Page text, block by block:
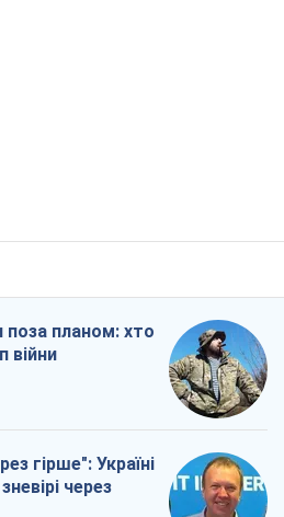
поза планом: хто
війни
гірше": Україні
через